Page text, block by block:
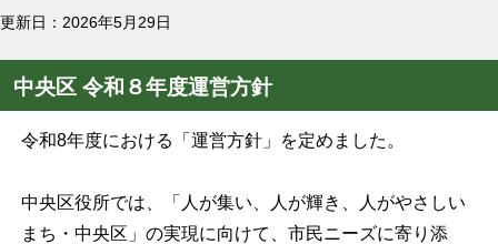
更新日：2026年5月29日
中央区 令和８年度運営方針
令和8年度における「運営方針」を定めました。
中央区役所では、「人が集い、人が輝き、人がやさしい
まち・中央区」の実現に向けて、市民ニーズに寄り添